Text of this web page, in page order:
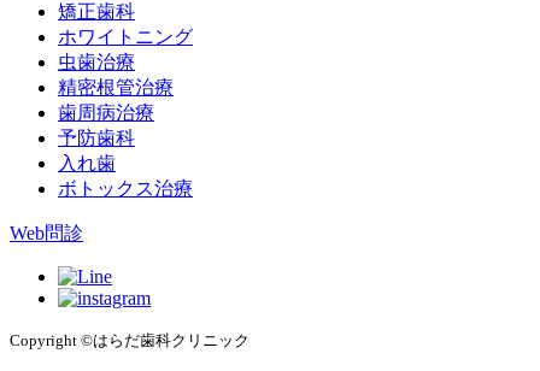
矯正歯科
ホワイトニング
虫歯治療
精密根管治療
歯周病治療
予防歯科
入れ歯
ボトックス治療
Web問診
Copyright ©はらだ歯科クリニック